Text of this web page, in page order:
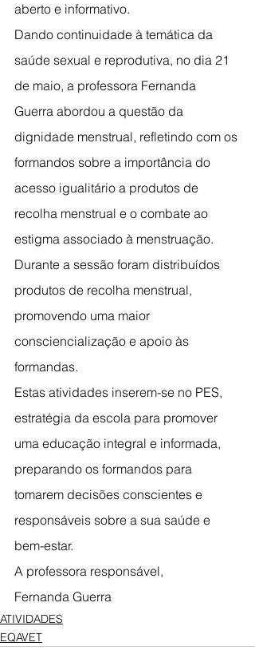
aberto e informativo.
Dando continuidade à temática da
saúde sexual e reprodutiva, no dia 21
de maio, a professora Fernanda
Guerra abordou a questão da
dignidade menstrual, refletindo com os
formandos sobre a importância do
acesso igualitário a produtos de
recolha menstrual e o combate ao
estigma associado à menstruação.
Durante a sessão foram distribuídos
produtos de recolha menstrual,
promovendo uma maior
consciencialização e apoio às
formandas.
Estas atividades inserem-se no PES,
estratégia da escola para promover
uma educação integral e informada,
preparando os formandos para
tomarem decisões conscientes e
responsáveis sobre a sua saúde e
bem-estar.
A professora responsável,
Fernanda Guerra
ATIVIDADES
EQAVET